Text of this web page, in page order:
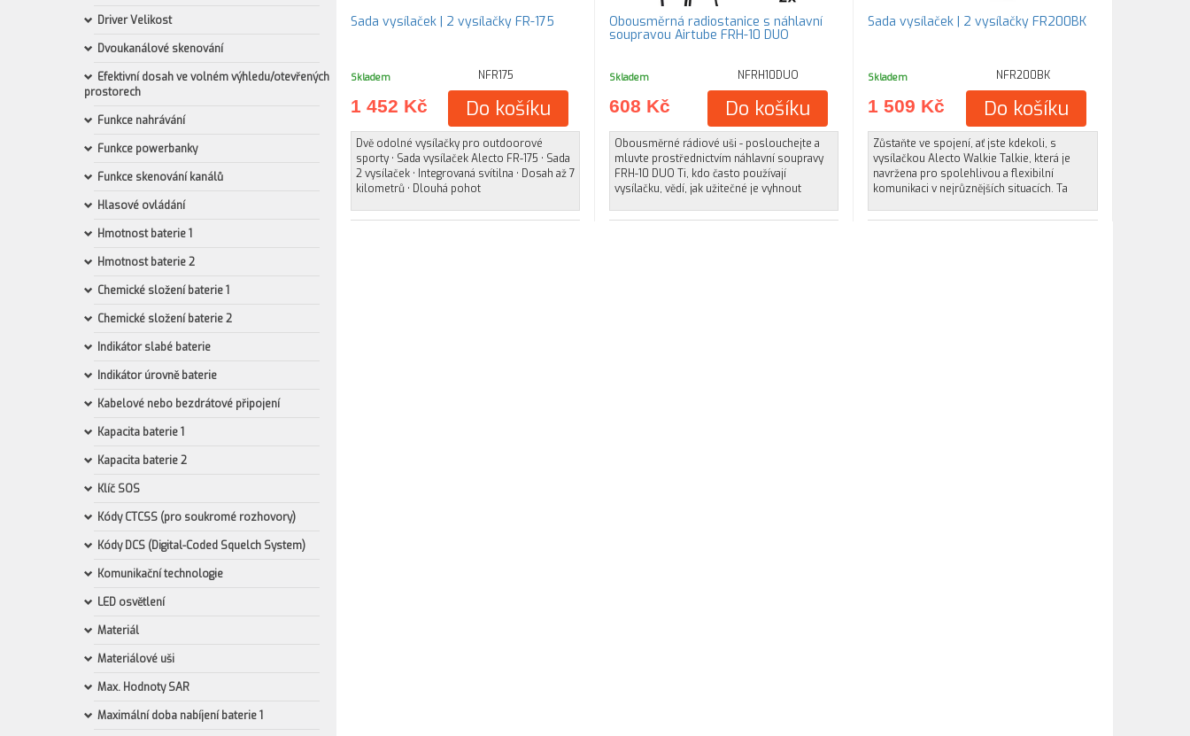
Driver Velikost
Dvoukanálové skenování
Efektivní dosah ve volném výhledu/otevřených
prostorech
Funkce nahrávání
Funkce powerbanky
Funkce skenování kanálů
Hlasové ovládání
Hmotnost baterie 1
Hmotnost baterie 2
Chemické složení baterie 1
Chemické složení baterie 2
Indikátor slabé baterie
Indikátor úrovně baterie
Kabelové nebo bezdrátové připojení
Kapacita baterie 1
Kapacita baterie 2
Klíč SOS
Kódy CTCSS (pro soukromé rozhovory)
Kódy DCS (Digital-Coded Squelch System)
Komunikační technologie
LED osvětlení
Materiál
Materiálové uši
Max. Hodnoty SAR
Maximální doba nabíjení baterie 1
Sada vysílaček | 2 vysílačky FR-175
Skladem NFR175
1 452 Kč Do košíku
Dvě odolné vysílačky pro outdoorové
sporty • Sada vysílaček Alecto FR-175 • Sada
2 vysílaček • Integrovaná svítilna • Dosah až 7
kilometrů • Dlouhá pohot
Obousměrná radiostanice s náhlavní
soupravou Airtube FRH-10 DUO
Skladem NFRH10DUO
608 Kč Do košíku
Obousměrné rádiové uši - poslouchejte a
mluvte prostřednictvím náhlavní soupravy
FRH-10 DUO Ti, kdo často používají
vysílačku, vědí, jak užitečné je vyhnout
Sada vysílaček | 2 vysílačky FR200BK
Skladem NFR200BK
1 509 Kč Do košíku
Zůstaňte ve spojení, ať jste kdekoli, s
vysílačkou Alecto Walkie Talkie, která je
navržena pro spolehlivou a flexibilní
komunikaci v nejrůznějších situacích. Ta